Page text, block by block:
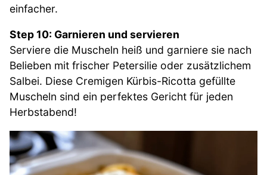
einfacher.
Step 10: Garnieren und servieren
Serviere die Muscheln heiß und garniere sie nach
Belieben mit frischer Petersilie oder zusätzlichem
Salbei. Diese Cremigen Kürbis-Ricotta gefüllte
Muscheln sind ein perfektes Gericht für jeden
Herbstabend!